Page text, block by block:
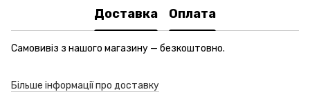
Доставка Оплата
Самовивіз з нашого магазину — безкоштовно.
Більше інформації про доставку